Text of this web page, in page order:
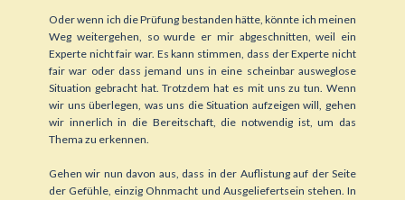
Oder wenn ich die Prüfung bestanden hätte, könnte ich meinen
Weg weitergehen, so wurde er mir abgeschnitten, weil ein
Experte nicht fair war. Es kann stimmen, dass der Experte nicht
fair war oder dass jemand uns in eine scheinbar ausweglose
Situation gebracht hat. Trotzdem hat es mit uns zu tun. Wenn
wir uns überlegen, was uns die Situation aufzeigen will, gehen
wir innerlich in die Bereitschaft, die notwendig ist, um das
Thema zu erkennen.
Gehen wir nun davon aus, dass in der Auflistung auf der Seite
der Gefühle, einzig Ohnmacht und Ausgeliefertsein stehen. In